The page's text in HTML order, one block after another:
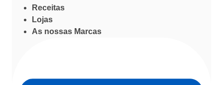
Receitas
Lojas
As nossas Marcas